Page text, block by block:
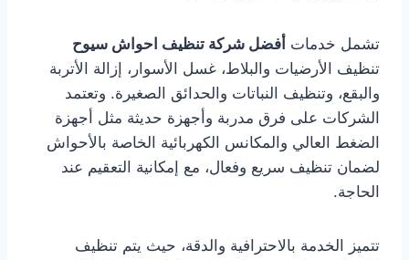
تشمل خدمات أفضل شركة تنظيف احواش سيوح
تنظيف الأرضيات والبلاط، غسل الأسوار، إزالة الأتربة
والبقع، وتنظيف النباتات والحدائق الصغيرة. وتعتمد
الشركات على فرق مدربة وأجهزة حديثة مثل أجهزة
الضغط العالي والمكانس الكهربائية الخاصة بالأحواش
لضمان تنظيف سريع وفعال، مع إمكانية التعقيم عند
الحاجة.
تتميز الخدمة بالاحترافية والدقة، حيث يتم تنظيف